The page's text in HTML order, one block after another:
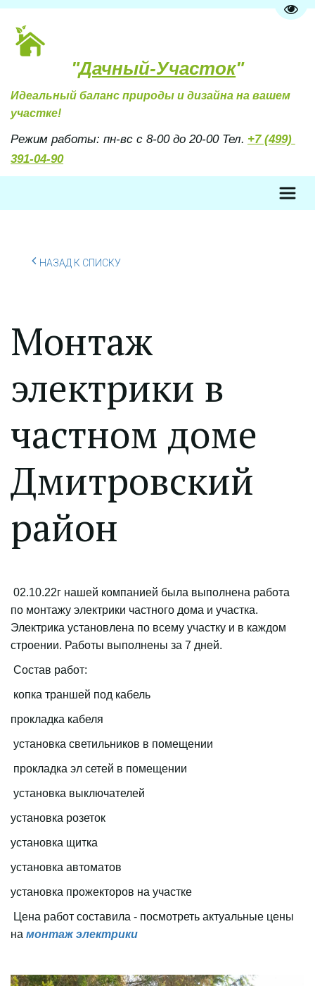
"Дачный-Участок"
Идеальный баланс природы и дизайна на вашем
участке!
Режим работы: пн-вс с 8-00 до 20-00 Тел. +7 (499)
391-04-90
НАЗАД К СПИСКУ
Монтаж
электрики в
частном доме
Дмитровский
район
02.10.22г нашей компанией была выполнена работа
по монтажу электрики частного дома и участка.
Электрика установлена по всему участку и в каждом
строении. Работы выполнены за 7 дней.
Состав работ:
копка траншей под кабель
прокладка кабеля
установка светильников в помещении
прокладка эл сетей в помещении
установка выключателей
установка розеток
установка щитка
установка автоматов
установка прожекторов на участке
Цена работ составила - посмотреть актуальные цены
на монтаж электрики